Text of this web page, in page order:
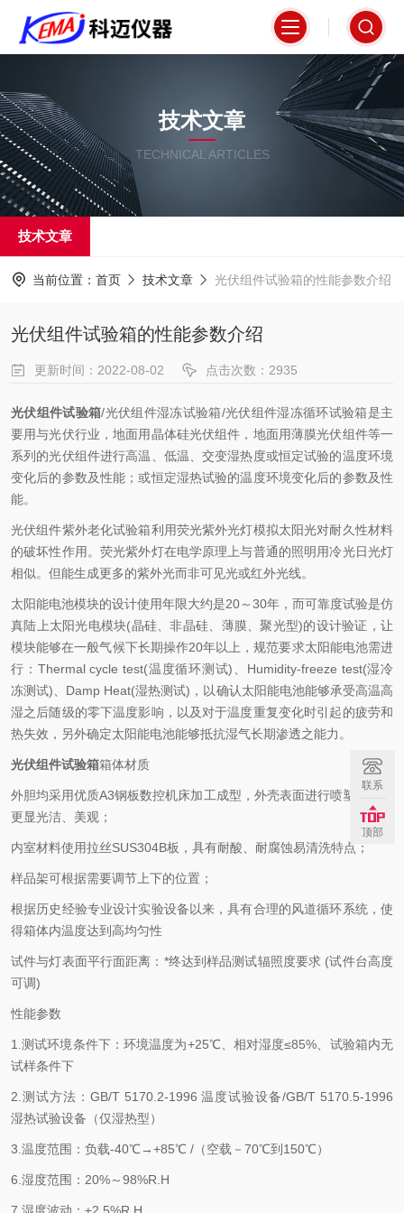
技术文章
TECHNICAL ARTICLES
技术文章
当前位置： 首页 技术文章 光伏组件试验箱的性能参数介绍
光伏组件试验箱的性能参数介绍
更新时间：2022-08-02 点击次数：2935
光伏组件试验箱/光伏组件湿冻试验箱/光伏组件湿冻循环试验箱是主
要用与光伏行业，地面用晶体硅光伏组件，地面用薄膜光伏组件等一
系列的光伏组件进行高温、低温、交变湿热度或恒定试验的温度环境
变化后的参数及性能；或恒定湿热试验的温度环境变化后的参数及性
能。
光伏组件紫外老化试验箱利用荧光紫外光灯模拟太阳光对耐久性材料
的破坏性作用。荧光紫外灯在电学原理上与普通的照明用冷光日光灯
相似。但能生成更多的紫外光而非可见光或红外光线。
太阳能电池模块的设计使用年限大约是20～30年，而可靠度试验是仿
真陆上太阳光电模块(晶硅、非晶硅、薄膜、聚光型)的设计验证，让
模块能够在一般气候下长期操作20年以上，规范要求太阳能电池需进
行：Thermal cycle test(温度循环测试)、Humidity-freeze test(湿冷
冻测试)、Damp Heat(湿热测试)，以确认太阳能电池能够承受高温高
湿之后随级的零下温度影响，以及对于温度重复变化时引起的疲劳和
热失效，另外确定太阳能电池能够抵抗湿气长期渗透之能力。
光伏组件试验箱箱体材质
外胆均采用优质A3钢板数控机床加工成型，外壳表面进行喷塑处理，
更显光洁、美观；
内室材料使用拉丝SUS304B板，具有耐酸、耐腐蚀易清洗特点；
样品架可根据需要调节上下的位置；
根据历史经验专业设计实验设备以来，具有合理的风道循环系统，使
得箱体内温度达到高均匀性
试件与灯表面平行面距离：*终达到样品测试辐照度要求 (试件台高度
可调)
性能参数
1.测试环境条件下：环境温度为+25℃、相对湿度≤85%、试验箱内无
试样条件下
2.测试方法：GB/T 5170.2-1996 温度试验设备/GB/T 5170.5-1996
湿热试验设备（仅湿热型）
3.温度范围：负载-40℃→+85℃ /（空载－70℃到150℃）
6.湿度范围：20%～98%R.H
联系
顶部